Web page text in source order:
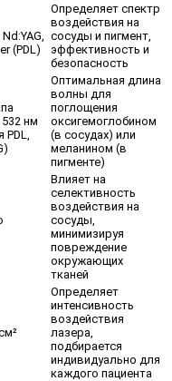
(PDL)
Определяет спектр
воздействия на
сосуды и пигмент,
эффективность и
безопасность
нм
Оптимальная длина
волны для
поглощения
оксигемоглобином
(в сосудах) или
меланином (в
пигменте)
Влияет на
селективность
воздействия на
сосуды,
минимизируя
повреждение
окружающих
тканей
Определяет
интенсивность
воздействия
лазера,
подбирается
индивидуально для
каждого пациента